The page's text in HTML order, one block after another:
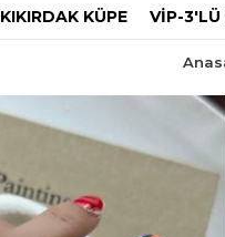
KIKIRDAK KÜPE VİP-3'LÜ